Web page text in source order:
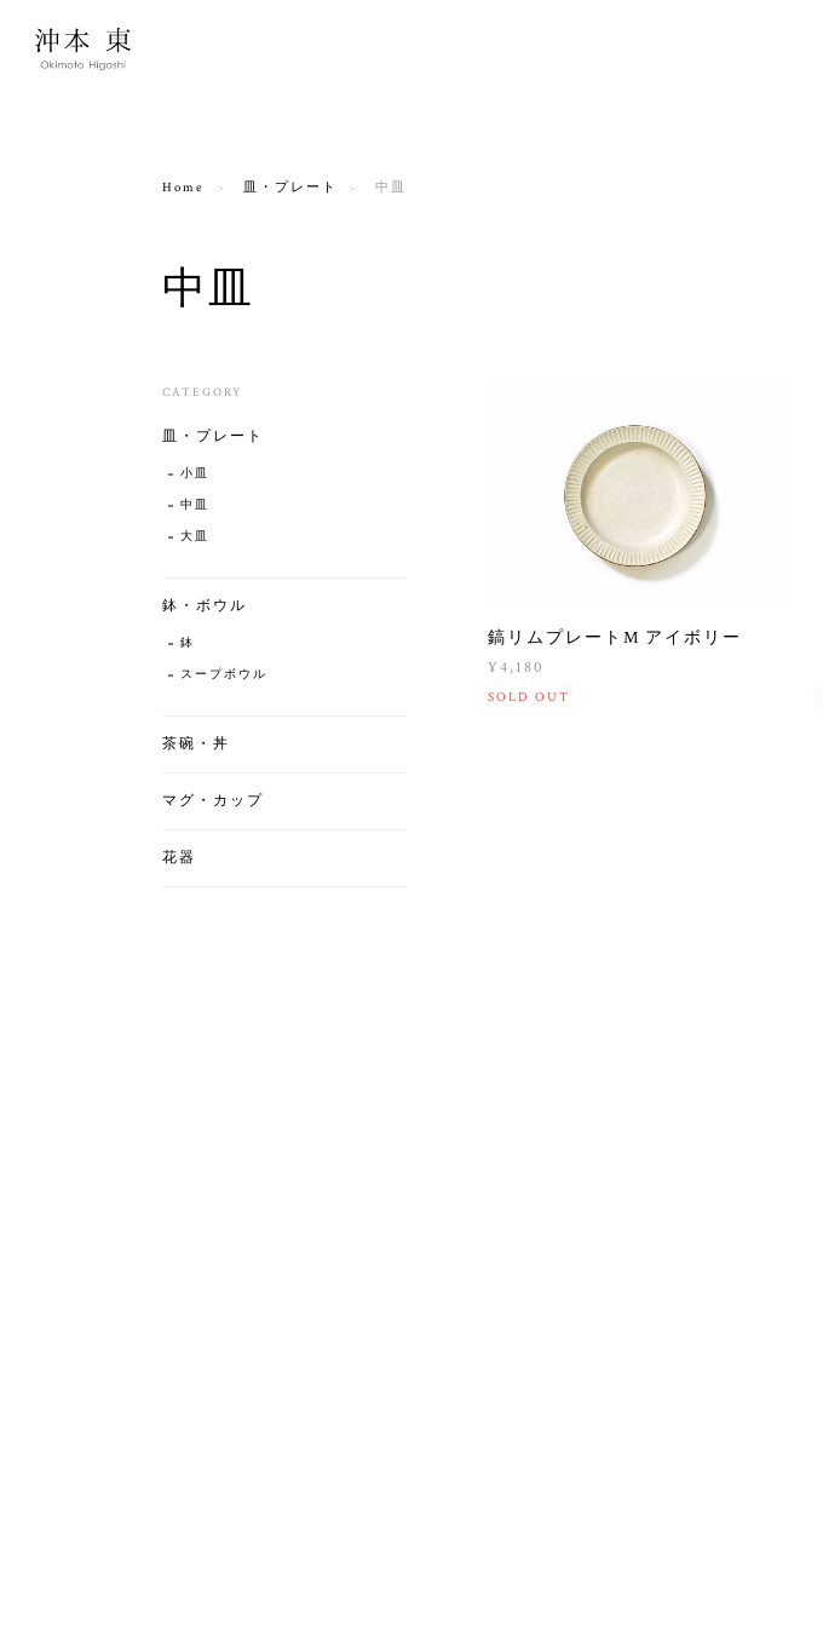
Home 皿・プレート 中皿
中皿
鎬リムプレートM アイボリー
¥4,180
SOLD OUT
CATEGORY
皿・プレート
小皿
中皿
大皿
鉢・ボウル
鉢
スープボウル
茶碗・丼
マグ・カップ
花器